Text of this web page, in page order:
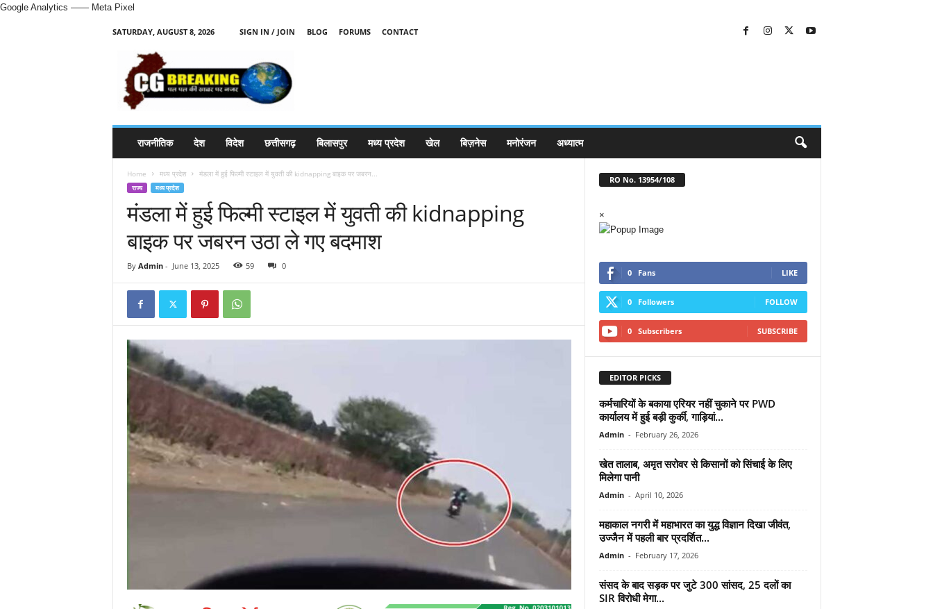
Google Analytics —— Meta Pixel
SATURDAY, AUGUST 8, 2026 SIGN IN / JOIN BLOG FORUMS
CONTACT
राजनीतिक देश विदेश छत्तीसगढ़ बिलासपुर मध्य प्रदेश खेल बिज़नेस मनोरंजन अध्यात्म
Home मध्य प्रदेश मंडला में हुई फिल्मी स्टाइल में युवती की kidnapping बाइक पर जबरन...
राज्य मध्य प्रदेश
मंडला में हुई फिल्मी स्टाइल में युवती की kidnapping
बाइक पर जबरन उठा ले गए बदमाश
By Admin- June 13, 2025 59 0
RO No. 13954/108
×
0 Fans LIKE
0 Followers FOLLOW
0 Subscribers SUBSCRIBE
EDITOR PICKS
कर्मचारियों के बकाया एरियर नहीं चुकाने पर PWD
कार्यालय में हुई बड़ी कुर्की, गाड़ियां...
Admin - February 26, 2026
खेत तालाब, अमृत सरोवर से किसानों को सिंचाई के लिए
मिलेगा पानी
Admin - April 10, 2026
महाकाल नगरी में महाभारत का युद्ध विज्ञान दिखा जीवंत,
उज्जैन में पहली बार प्रदर्शित...
Admin - February 17, 2026
संसद के बाद सड़क पर जुटे 300 सांसद, 25 दलों का
SIR विरोधी मेगा...